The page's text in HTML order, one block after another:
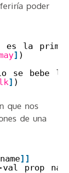
poder
es la
] )
se bebe
] )
que nos
de una
] ]
prop